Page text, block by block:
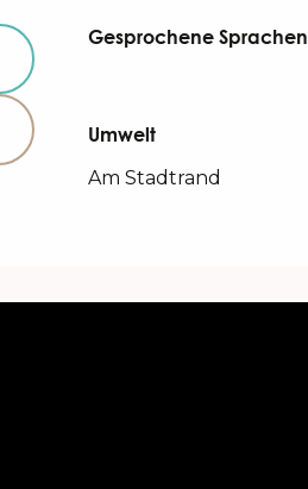
Gesprochene Sprachen
Gesprochene Sprachen
Umwelt
Umwelt
Am Stadtrand